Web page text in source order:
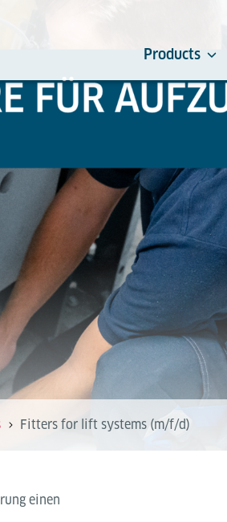
Products
Fitters for lift systems (m/f/d)
einen